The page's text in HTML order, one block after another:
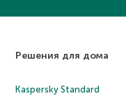
Решения для дома
Kaspersky Standard